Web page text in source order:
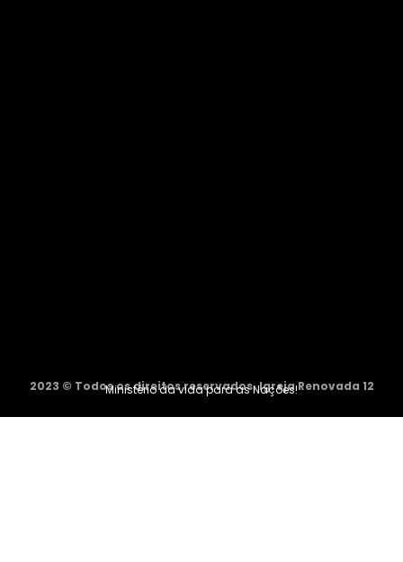
2023 © Todos os direitos reservados. Igreja Renovada 12
Ministério da vida para as Nações!